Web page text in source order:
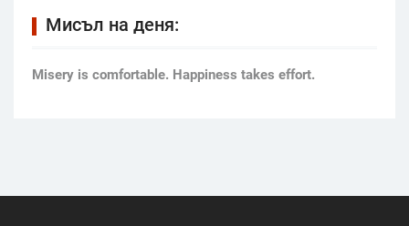
Мисъл на деня:
Мisery is comfortable. Happiness takes effort.